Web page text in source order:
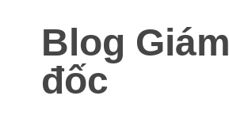
Blog Giám
đốc